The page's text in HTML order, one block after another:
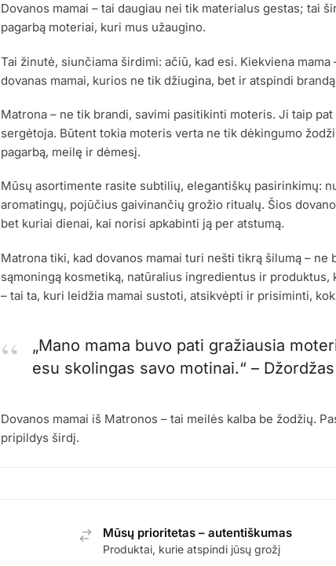
Dovanos mamai – tai daugiau nei tik materialus gestas; tai
pagarbą moteriai, kuri mus užaugino.
Tai žinutė, siunčiama širdimi: ačiū, kad esi. Kiekviena
dovanas mamai, kurios ne tik džiugina, bet ir atspindi
Matrona – ne tik brandi, savimi pasitikinti moteris. Ji taip
sergėtoja. Būtent tokia moteris verta ne tik dėkingumo
pagarbą, meilę ir dėmesį.
Mūsų asortimente rasite subtilių, elegantiškų pasirinkimų:
aromatingų, pojūčius gaivinančių grožio ritualų. Šios
bet kuriai dienai, kai norisi apkabinti ją per atstumą.
Matrona tiki, kad dovanos mamai turi nešti tikrą šilumą –
sąmoningą kosmetiką, natūralius ingredientus ir
– tai ta, kuri leidžia mamai sustoti, atsikvėpti ir prisiminti,
„Mano mama buvo pati gražiausia
esu skolingas savo motinai.“ –
Dovanos mamai iš Matronos – tai meilės kalba be žodžių.
pripildys širdį.
Mūsų prioritetas – autentiškumas
Produktai, kurie atspindi jūsų grožį